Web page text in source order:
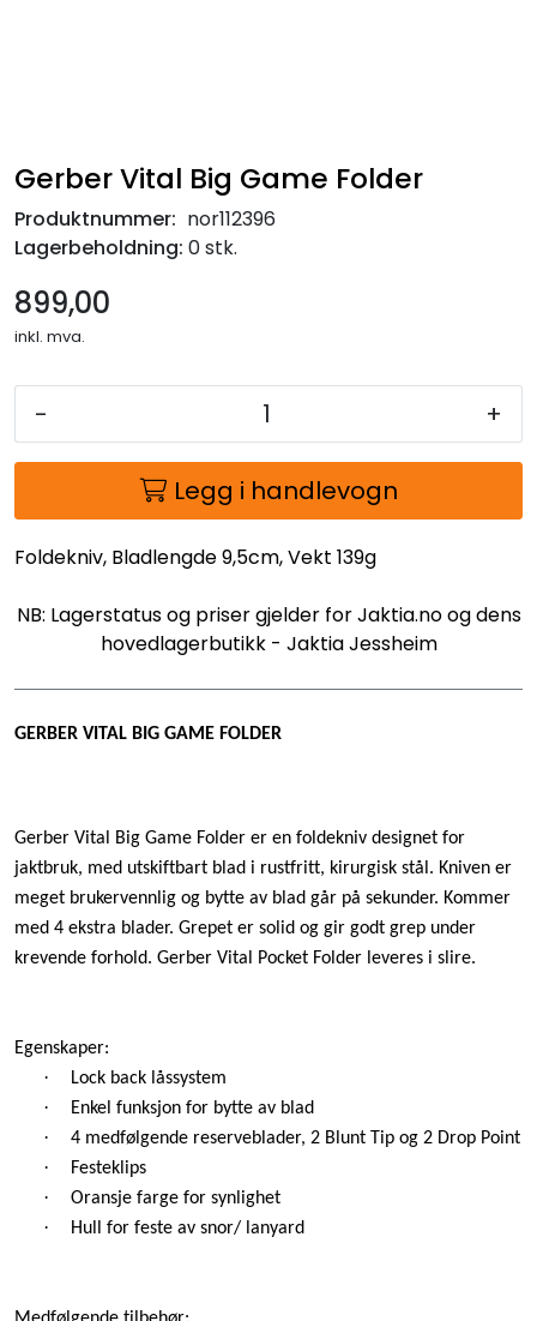
Gerber Vital Big Game Folder
Produktnummer: nor112396
Lagerbeholdning: 0 stk.
899,00
inkl. mva.
- +
Legg i handlevogn
Foldekniv, Bladlengde 9,5cm, Vekt 139g
NB: Lagerstatus og priser gjelder for Jaktia.no og dens
hovedlagerbutikk - Jaktia Jessheim
GERBER VITAL BIG GAME FOLDER
Gerber Vital Big Game Folder er en foldekniv designet for
jaktbruk, med utskiftbart blad i rustfritt, kirurgisk stål. Kniven er
meget brukervennlig og bytte av blad går på sekunder. Kommer
med 4 ekstra blader. Grepet er solid og gir godt grep under
krevende forhold. Gerber Vital Pocket Folder leveres i slire.
Egenskaper:
· Lock back låssystem
· Enkel funksjon for bytte av blad
· 4 medfølgende reserveblader, 2 Blunt Tip og 2 Drop Point
· Festeklips
· Oransje farge for synlighet
· Hull for feste av snor/ lanyard